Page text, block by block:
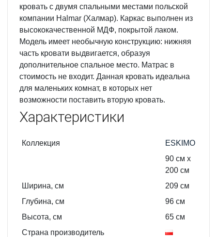
кровать с двумя спальными местами польской
компании Halmar (Халмар). Каркас выполнен из
высококачественной МДФ, покрытой лаком.
Модель имеет необычную конструкцию: нижняя
часть кровати выдвигается, образуя
дополнительное спальное место. Матрас в
стоимость не входит. Данная кровать идеальна
для маленьких комнат, в которых нет
возможности поставить вторую кровать.
Характеристики
Коллекция
ESKIMO
90 см х
200 см
Ширина, см
209 см
Глубина, см
96 см
Высота, см
65 см
Страна производитель